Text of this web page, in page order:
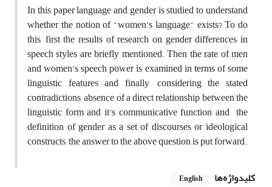
In this paper language and gender is studied to understand
whether the notion of "women’s language" exists? To do
this, first the results of research on gender differences in
speech styles are briefly mentioned. Then the rate of men
and women’s speech power is examined in terms of some
linguistic features and finally, considering the stated
contradictions, absence of a direct relationship between the
linguistic form and it’s communicative function and the
definition of gender as a set of discourses or ideological
constructs, the answer to the above question is put forward.
کلیدواژه‌ها
English